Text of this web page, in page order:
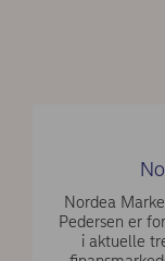
Nordea
Pedersen er
i aktuelle